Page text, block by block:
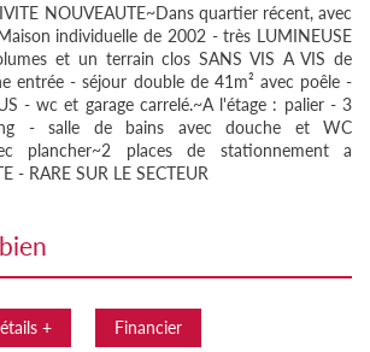
NOUVEAUTE~Dans quartier récent, avec
individuelle de 2002 - très LUMINEUSE
et un terrain clos SANS VIS A VIS de
entrée - séjour double de 41m² avec poêle -
- wc et garage carrelé.~A l'étage : palier - 3
- salle de bains avec douche et WC
plancher~2 places de stationnement a
- RARE SUR LE SECTEUR
+ Financier